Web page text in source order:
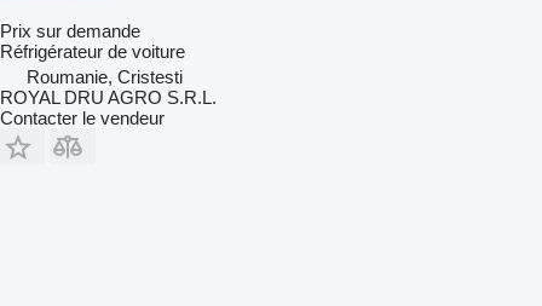
Prix sur demande
Réfrigérateur de voiture
Roumanie, Cristesti
ROYAL DRU AGRO S.R.L.
Contacter le vendeur